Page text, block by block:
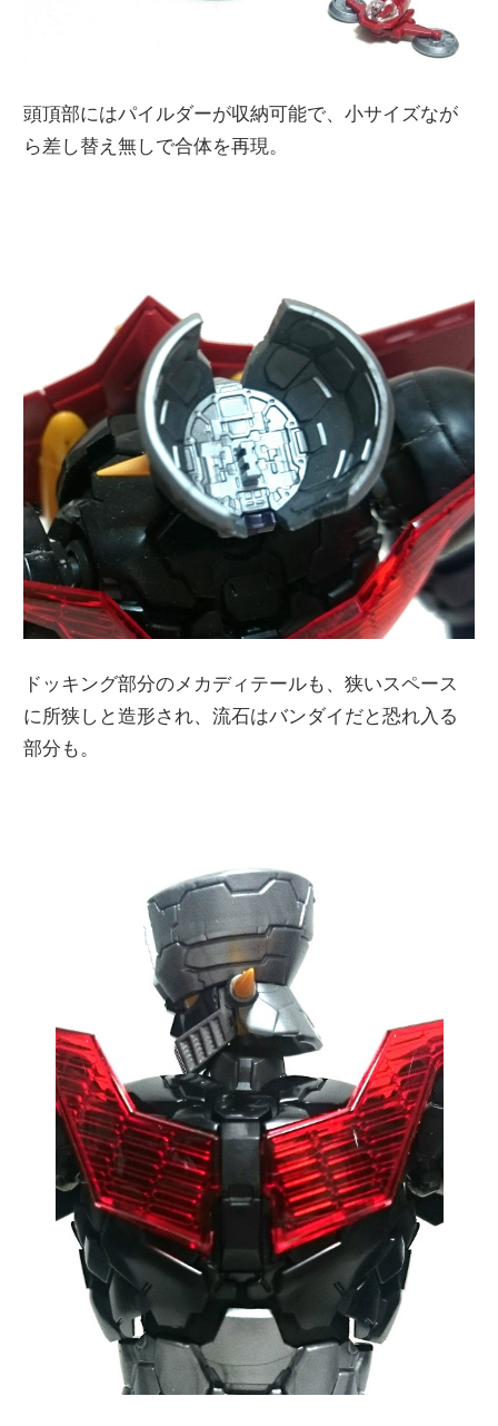
頭頂部にはパイルダーが収納可能で、小サイズなが
ら差し替え無しで合体を再現。
ドッキング部分のメカディテールも、狭いスペース
に所狭しと造形され、流石はバンダイだと恐れ入る
部分も。